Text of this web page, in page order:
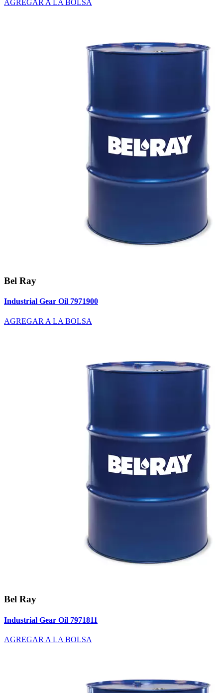
AGREGAR A LA BOLSA
Bel Ray
Industrial Gear Oil 7971900
AGREGAR A LA BOLSA
Bel Ray
Industrial Gear Oil 7971811
AGREGAR A LA BOLSA